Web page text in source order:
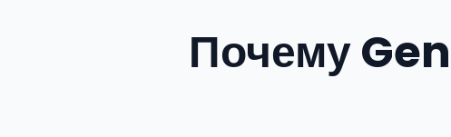
Почему